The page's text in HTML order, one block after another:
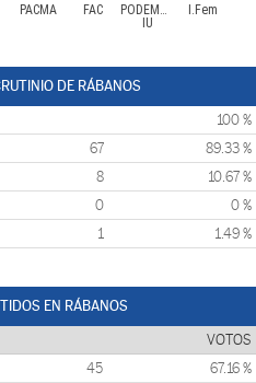
PACMA FAC
PODEMOS-
IU
I.Fem
DE RÁBANOS
100 %
67 89.33 %
8 10.67 %
0 0 %
1 1.49 %
EN RÁBANOS
VOTOS
45 67.16 %